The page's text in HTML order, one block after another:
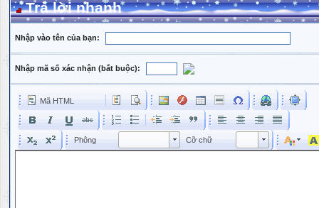
Trả lời nhanh
Nhập vào tên của bạn:
Nhập mã số xác nhận (bắt buộc):
Mã HTML
Phông Phông Cỡ chữ Kích cỡ phông